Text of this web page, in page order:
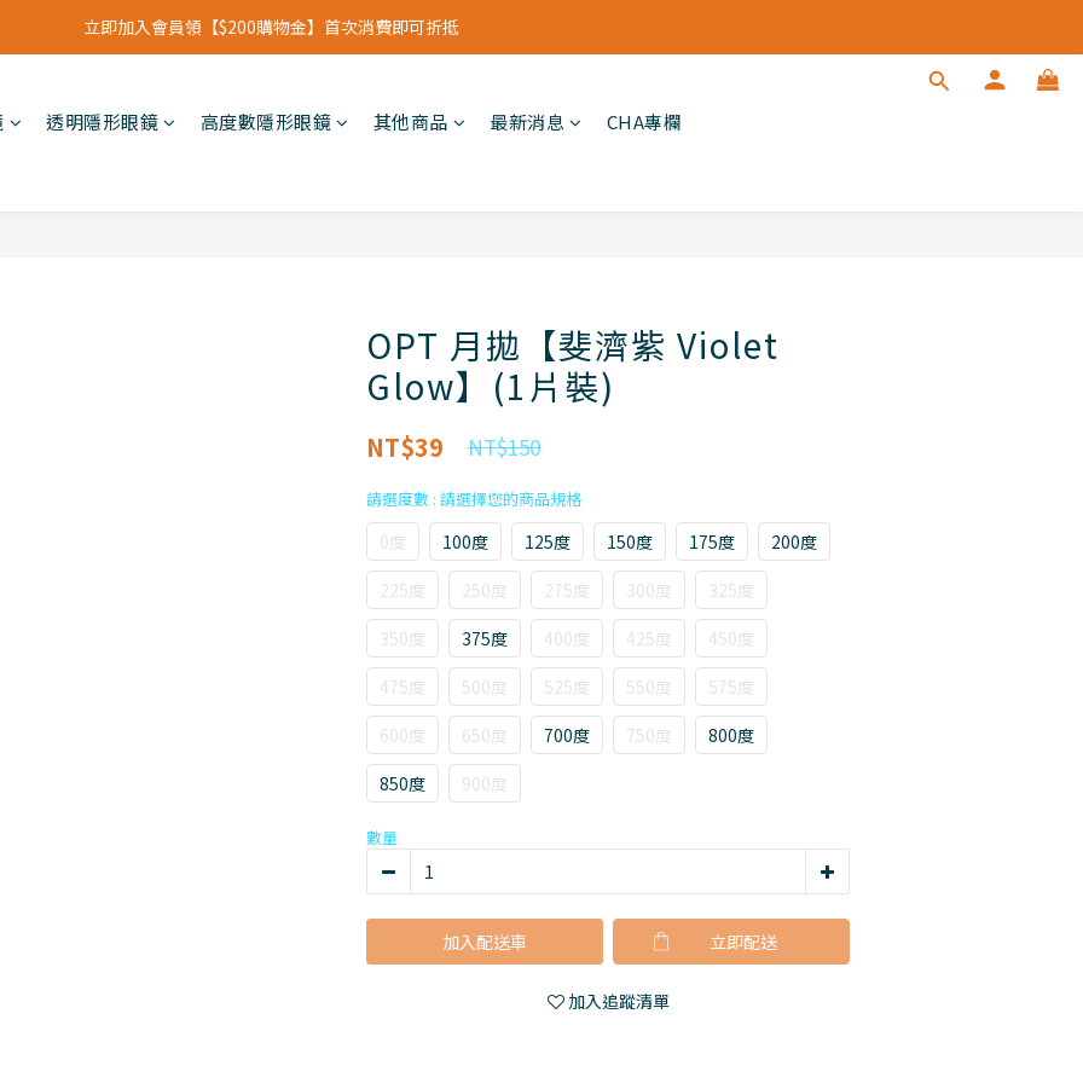
立即加入會員領【$200購物金】首次消費即可折抵
立即加入會員領【$200購物金】首次消費即可折抵
立即加入會員領【$200購物金】首次消費即可折抵
透明隱形眼鏡 高度數隱形眼鏡 其他商品 最新消息 CHA專欄
OPT 月拋【斐濟紫 Violet
Glow】(1片裝)
NT$39 NT$150
請選度數
0度 100度 125度 150度 175度
200度
225度
250度 275度 300度
325度
350度
375度 400度 425度
450度
475度
500度 525度 550度
575度
600度
650度 700度 750度
800度
850度
900度
數量
加入配送車 立即購買
加入追蹤清單